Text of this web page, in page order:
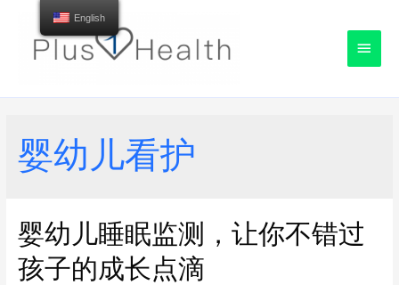
Main
婴幼儿看护
婴幼儿睡眠监测，让你不错过
孩子的成长点滴
English